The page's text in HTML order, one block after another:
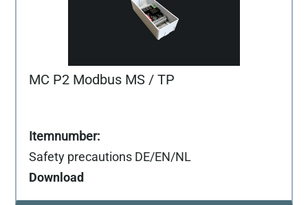
MC P2 Modbus MS / TP
Safety precautions DE/EN/NL
Download